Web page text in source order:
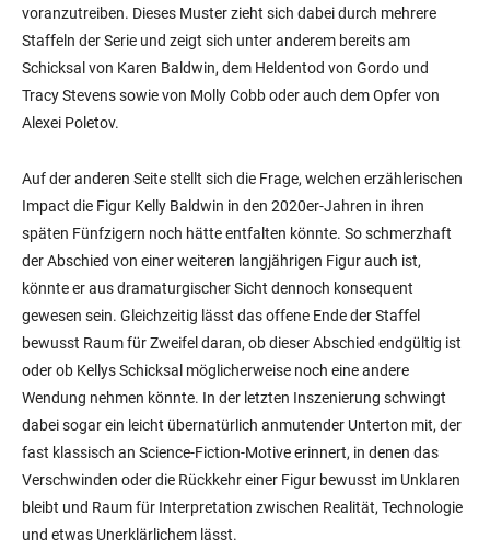
voranzutreiben. Dieses Muster zieht sich dabei durch mehrere
Staffeln der Serie und zeigt sich unter anderem bereits am
Schicksal von Karen Baldwin, dem Heldentod von Gordo und
Tracy Stevens sowie von Molly Cobb oder auch dem Opfer von
Alexei Poletov.
Auf der anderen Seite stellt sich die Frage, welchen erzählerischen
Impact die Figur Kelly Baldwin in den 2020er-Jahren in ihren
späten Fünfzigern noch hätte entfalten könnte. So schmerzhaft
der Abschied von einer weiteren langjährigen Figur auch ist,
könnte er aus dramaturgischer Sicht dennoch konsequent
gewesen sein. Gleichzeitig lässt das offene Ende der Staffel
bewusst Raum für Zweifel daran, ob dieser Abschied endgültig ist
oder ob Kellys Schicksal möglicherweise noch eine andere
Wendung nehmen könnte. In der letzten Inszenierung schwingt
dabei sogar ein leicht übernatürlich anmutender Unterton mit, der
fast klassisch an Science-Fiction-Motive erinnert, in denen das
Verschwinden oder die Rückkehr einer Figur bewusst im Unklaren
bleibt und Raum für Interpretation zwischen Realität, Technologie
und etwas Unerklärlichem lässt.